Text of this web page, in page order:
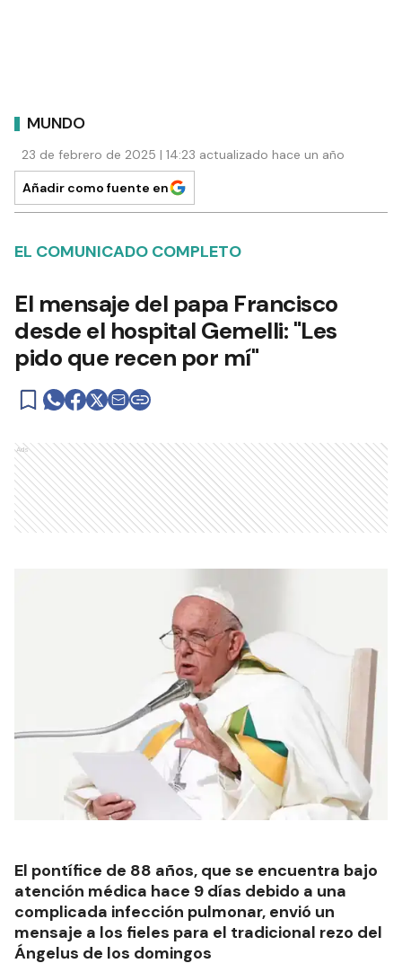
MUNDO
23 de febrero de 2025 | 14:23 actualizado hace un año
Añadir como fuente en
EL COMUNICADO COMPLETO
El mensaje del papa Francisco
desde el hospital Gemelli: "Les
pido que recen por mí"
Ads
El pontífice de 88 años, que se encuentra bajo
atención médica hace 9 días debido a una
complicada infección pulmonar, envió un
mensaje a los fieles para el tradicional rezo del
Ángelus de los domingos